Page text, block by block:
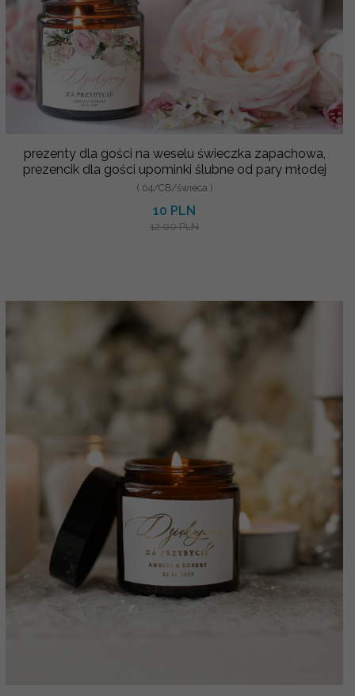
prezenty dla gości na weselu świeczka zapachowa,
prezencik dla gości upominki ślubne od pary młodej
( 04/CB/świeca )
10 PLN
12.00 PLN